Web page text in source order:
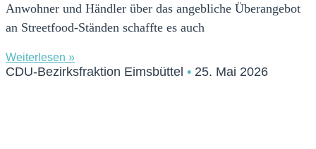
Anwohner und Händler über das angebliche Überangebot
an Streetfood-Ständen schaffte es auch
Weiterlesen »
CDU-Bezirksfraktion Eimsbüttel 25. Mai 2026